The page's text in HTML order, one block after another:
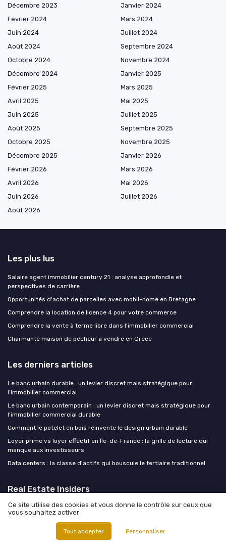
Décembre 2023
Janvier 2024
Février 2024
Mars 2024
Juin 2024
Juillet 2024
Août 2024
Septembre 2024
Octobre 2024
Novembre 2024
Décembre 2024
Janvier 2025
Février 2025
Mars 2025
Avril 2025
Mai 2025
Juin 2025
Juillet 2025
Août 2025
Septembre 2025
Octobre 2025
Novembre 2025
Décembre 2025
Janvier 2026
Février 2026
Mars 2026
Avril 2026
Mai 2026
Juin 2026
Juillet 2026
Août 2026
Les plus lus
Salaire agent immobilier century 21 : analyse approfondie et
perspectives de carrière
Opportunités d'achat de parcelles avec mobil-home en Bretagne
Comprendre la location de licence 4 pour votre commerce
Comprendre la vente à terme libre dans l'immobilier commercial
Charmante maison de pêcheur à vendre en Grèce
Les derniers articles
Le banc urbain durable : un levier discret mais stratégique pour
l’immobilier commercial
Le banc urbain contemporain : un levier discret mais stratégique pour
l’immobilier commercial durable
Comment le potelet en bois réinvente le design urbain durable
Loyer prime vs loyer effectif en Île-de-France : la grille de lecture qui
manque aux investisseurs
Data centers : la classe d'actifs qui bouscule le tertiaire traditionnel
Real Estate Insiders
Mentions légales Politique de confidentialité
Ce site utilise des cookies et vous donne le contrôle sur ceux que
vous souhaitez activer
Tout accepter Personnaliser